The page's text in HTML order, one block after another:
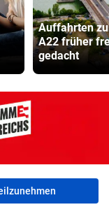
Auffahrten
A22 früher
gedacht